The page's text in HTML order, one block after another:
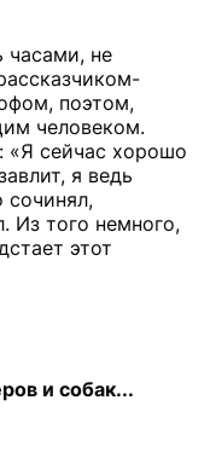
часами, не
поэтом,
человеком.
«Я сейчас хорошо
я ведь
сочинял,
Из того немного,
этот
и собак...